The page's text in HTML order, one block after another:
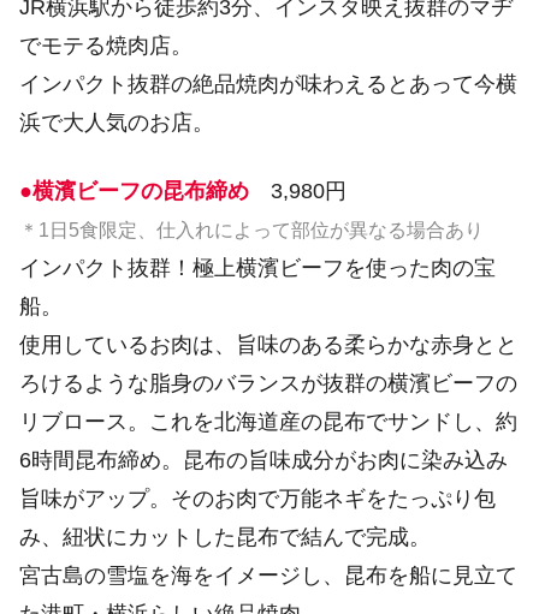
JR横浜駅から徒歩約3分、インスタ映え抜群のマヂ
でモテる焼肉店。
インパクト抜群の絶品焼肉が味わえるとあって今横
浜で大人気のお店。
●横濱ビーフの昆布締め 3,980円
＊1日5食限定、仕入れによって部位が異なる場合あり
インパクト抜群！極上横濱ビーフを使った肉の宝
船。
使用しているお肉は、旨味のある柔らかな赤身とと
ろけるような脂身のバランスが抜群の横濱ビーフの
リブロース。これを北海道産の昆布でサンドし、約
6時間昆布締め。昆布の旨味成分がお肉に染み込み
旨味がアップ。そのお肉で万能ネギをたっぷり包
み、紐状にカットした昆布で結んで完成。
宮古島の雪塩を海をイメージし、昆布を船に見立て